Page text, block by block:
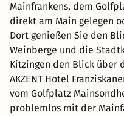
Mainfrankens, dem
direkt am Main gelegen
Dort genießen Sie den
Weinberge und die
Kitzingen den Blick über
AKZENT Hotel
vom Golfplatz
problemlos mit der